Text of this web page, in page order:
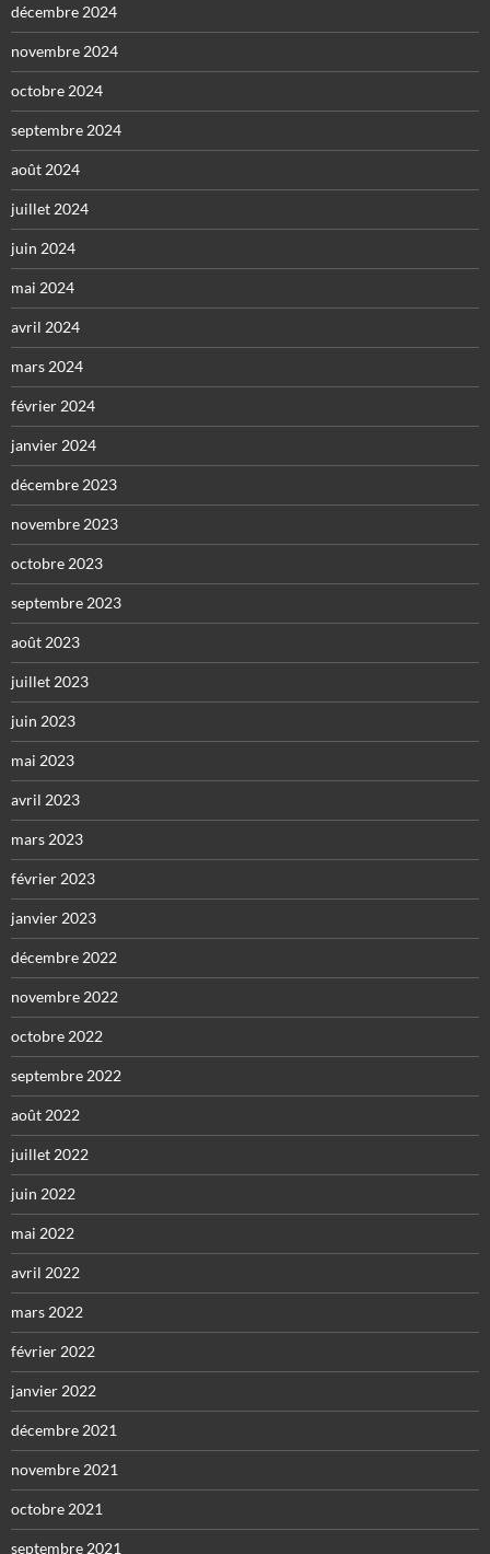
décembre 2024
novembre 2024
octobre 2024
septembre 2024
août 2024
juillet 2024
juin 2024
mai 2024
avril 2024
mars 2024
février 2024
janvier 2024
décembre 2023
novembre 2023
octobre 2023
septembre 2023
août 2023
juillet 2023
juin 2023
mai 2023
avril 2023
mars 2023
février 2023
janvier 2023
décembre 2022
novembre 2022
octobre 2022
septembre 2022
août 2022
juillet 2022
juin 2022
mai 2022
avril 2022
mars 2022
février 2022
janvier 2022
décembre 2021
novembre 2021
octobre 2021
septembre 2021